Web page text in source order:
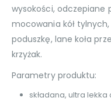
wysokości, odczepiane
mocowania kół
poduszkę, lane koła
krzyżak.
Parametry produktu:
składana, ultra